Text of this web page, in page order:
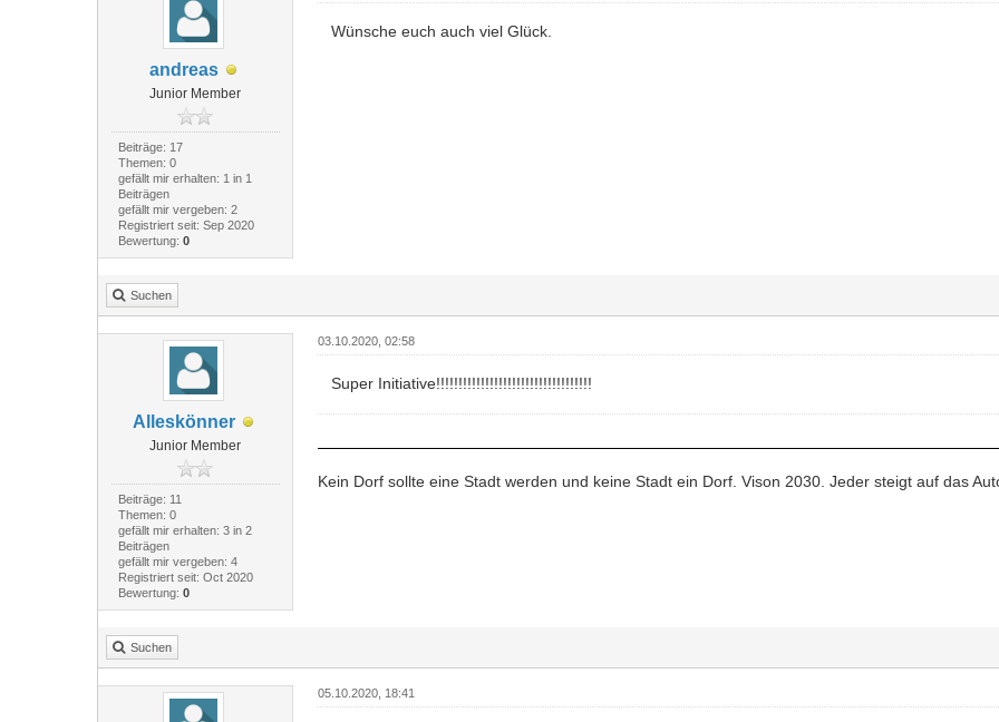
andreas
Junior Member
Beiträge: 17
Themen: 0
gefällt mir erhalten: 1 in 1
Beiträgen
gefällt mir vergeben: 2
Registriert seit: Sep 2020
Bewertung: 0
Wünsche euch auch viel Glück.
Suchen
Alleskönner
Junior Member
Beiträge: 11
Themen: 0
gefällt mir erhalten: 3 in 2
Beiträgen
gefällt mir vergeben: 4
Registriert seit: Oct 2020
Bewertung: 0
03.10.2020, 02:58
Super Initiative!!!!!!!!!!!!!!!!!!!!!!!!!!!!!!!!!!!
Kein Dorf sollte eine Stadt werden und keine Stadt ein Dorf. Vison 2030. Jeder steigt auf das
Suchen
05.10.2020, 18:41